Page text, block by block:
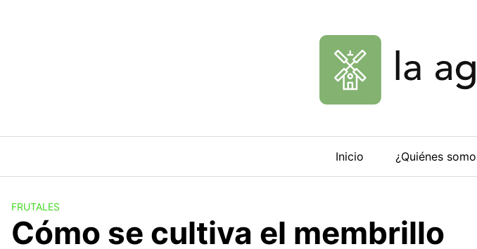
Inicio ¿Quiénes
FRUTALES
Cómo se cultiva el membrillo